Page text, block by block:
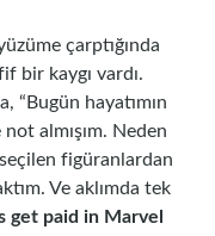
çarptığında
bir kaygı vardı.
“Bugün hayatımın
almışım. Neden
figüranlardan
Ve aklımda tek
get paid in Marvel